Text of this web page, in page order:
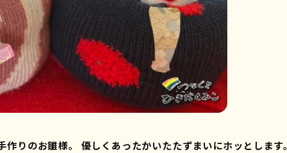
作りのお雛様。 優しくあったかいたたずまいにホッとします。